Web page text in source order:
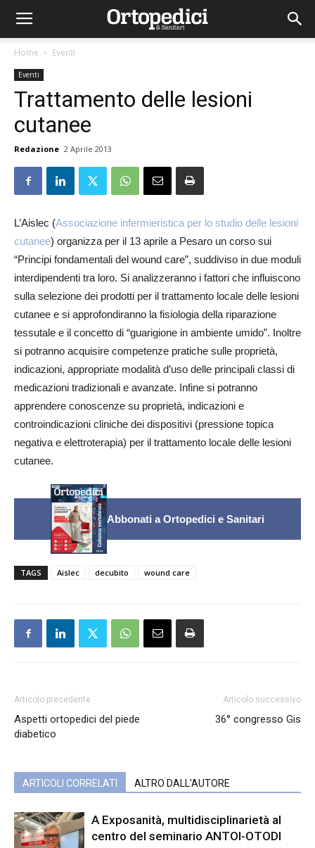
Home Eventi
Eventi
Trattamento delle lesioni
cutanee
Redazione 2 Aprile 2013
L’Aislec (Associazione infermieristica per lo studio delle lesioni
cutanee) organizza per il 13 aprile a Pesaro un corso sui
“Principi fondamentali del wound care”, suddiviso in due moduli
interdipendenti tra loro. Si analizzeranno i fattori che influiscono
sulla selezione dei prodotti per il trattamento locale delle lesioni
cutanee e si approfondiranno la fisiologia della riparazione
tessutale e il concetto di “guarigione in ambiente umido”. Inoltre
si potranno acquisire competenze pratiche sulle proprietà,
indicazioni, appropriate modalità d’uso delle principali classi di
medicazioni tradizionali e avanzate. Infine si potranno
apprendere conoscenze su proprietà, indicazioni e
controindicazioni cliniche dei dispositivi (pressione topica
negativa e elettroterapia) per il trattamento locale delle lesioni
cutanee.
Abbonati a Ortopedici e Sanitari
TAGS Aislec decubito wound care
Articolo precedente
Aspetti ortopedici del piede
diabetico
Articolo successivo
36° congresso Gis
ARTICOLI CORRELATI ALTRO DALL'AUTORE
A Exposanità, multidisciplinarietà al
centro del seminario ANTOI-OTODI